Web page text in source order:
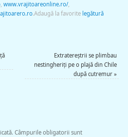
, www.vrajitoareonline.ro/,
.Adaugă la favorite legătură
Extratereştrii se plimbau
nestingheriţi pe o plajă din Chile
după cutremur»
Câmpurile obligatorii sunt